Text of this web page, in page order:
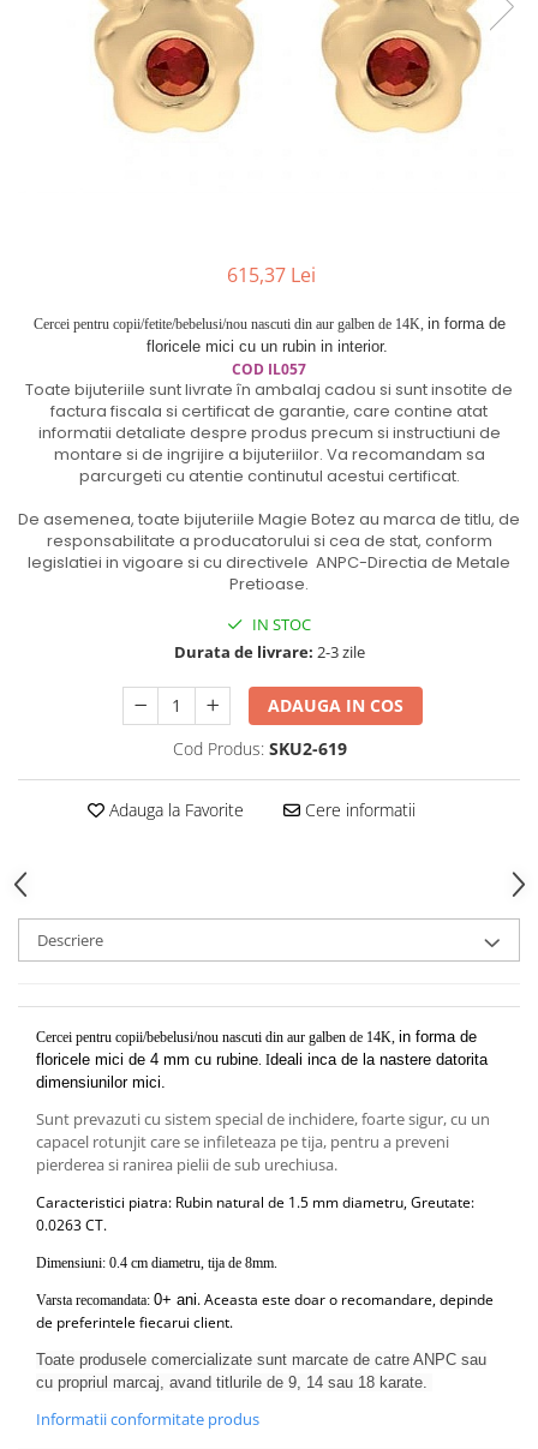
Cercei din aur dama
Cercei de aur lungi cu lant
Cercei din aur tortite
Cercei din aur alb
615,37 Lei
Cercei pentru copii/fetite/bebelusi/nou nascuti din aur galben de 14K, in forma de
floricele mici cu un rubin in interior.
COD IL057
Toate bijuteriile sunt livrate în ambalaj cadou si sunt insotite de
factura fiscala si certificat de garantie, care contine atat
informatii detaliate despre produs precum si instructiuni de
montare si de ingrijire a bijuteriilor. Va recomandam sa
parcurgeti cu atentie continutul acestui certificat.
De asemenea, toate bijuteriile Magie Botez au marca de titlu, de
responsabilitate a producatorului si cea de stat, conform
legislatiei in vigoare si cu directivele ANPC-Directia de Metale
Pretioase.
IN STOC
Durata de livrare: 2-3 zile
ADAUGA IN COS
Cod Produs: SKU2-619
Adauga la Favorite Cere informatii
Descriere
Cercei pentru copii/bebelusi/nou nascuti din aur galben de 14K, in forma de
floricele mici de 4 mm cu rubine. Ideali inca de la nastere datorita
dimensiunilor mici.
Sunt prevazuti cu sistem special de inchidere, foarte sigur, cu un
capacel rotunjit care se infileteaza pe tija, pentru a preveni
pierderea si ranirea pielii de sub urechiusa.
Caracteristici piatra: Rubin natural de 1.5 mm diametru,Greutate:
0.0263 CT.
Dimensiuni: 0.4 cm diametru, tija de 8mm.
Varsta recomandata: 0+ ani. Aceasta este doar o recomandare, depinde
de preferintele fiecarui client.
Toate produsele comercializate sunt marcate de catre ANPC sau
cu propriul marcaj, avand titlurile de 9, 14 sau 18 karate.
Informatii conformitate produs